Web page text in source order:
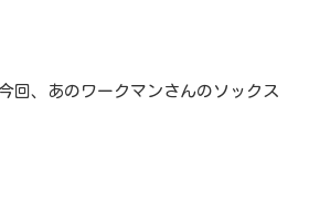
回、あのワークマンさんのソックス